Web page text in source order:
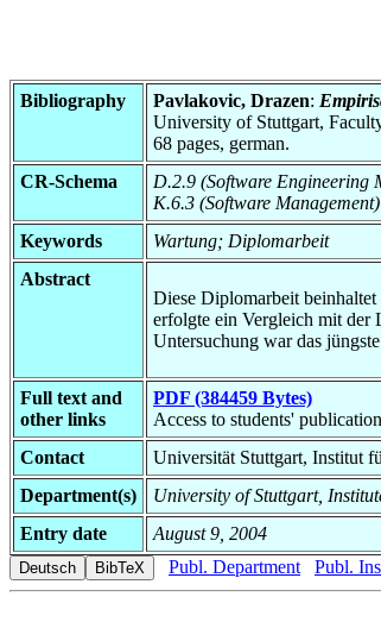
Bibliography Pavlakovic, Drazen:
University of Stuttgart,
68 pages, german.
CR-Schema
D.2.9 (Software Engineering
K.6.3 (Software Management)
Keywords
Wartung; Diplomarbeit
Abstract
Diese Diplomarbeit
erfolgte ein Vergleich mit der
Untersuchung war das
Full text and
other links
PDF (384459 Bytes)
Access to students'
Contact
Universität Stuttgart, Institut
Department(s)
University of Stuttgart,
Entry date
August 9, 2004
Publ. Department
Publ.